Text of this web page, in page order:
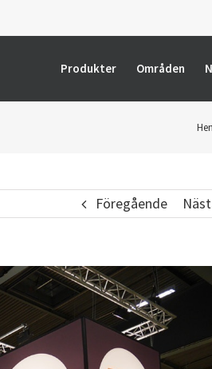
Produkter Områden
Föregående